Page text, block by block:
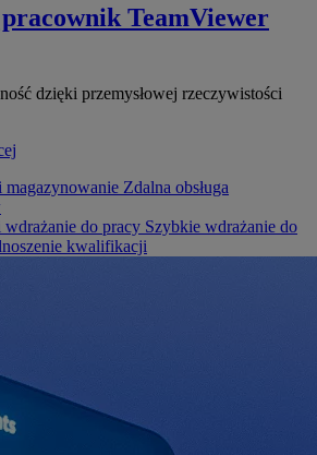
pracownik TeamViewer
dzięki przemysłowej rzeczywistości
Zdalna obsługa
wdrażanie do pracy Szybkie wdrażanie do
kwalifikacji